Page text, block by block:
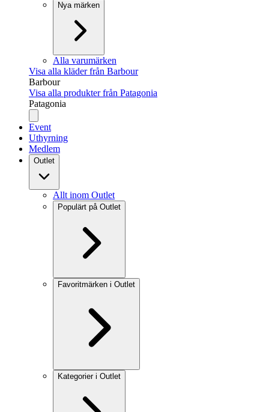
Nya märken
Alla varumärken
Visa alla kläder från Barbour
Barbour
Visa alla produkter från Patagonia
Patagonia
Event
Uthyrning
Medlem
Outlet
Allt inom Outlet
Populärt på Outlet
Favoritmärken i Outlet
Kategorier i Outlet